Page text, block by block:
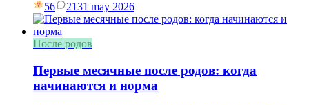
56 2131 may 2026
После родов
Первые месячные после родов: когда
начинаются и норма